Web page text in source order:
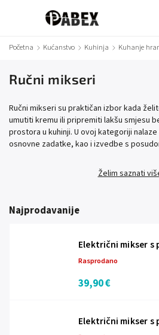
Početna / Kućanstvo / Kuhinja / Kuhanje
Ručni mikseri
Ručni mikseri su praktičan izbor kada
umutiti kremu ili pripremiti lakšu smjesu
prostora u kuhinji. U ovoj kategoriji
osnovne zadatke, kao i izvedbe s
Želim saznati
Najprodavanije
Električni mikser s
Rasprodano
39,90 €
Električni mikser s